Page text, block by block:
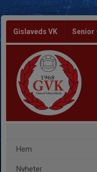
Gislaveds VK Senior
Hem
Nyheter